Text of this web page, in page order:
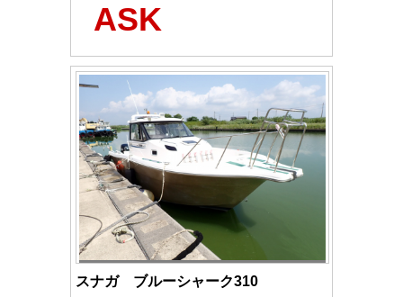
ASK
スナガ ブルーシャーク310